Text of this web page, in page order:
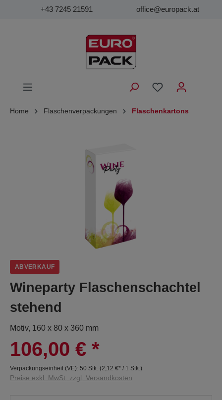
+43 7245 21591 office@europack.at
Home Flaschenverpackungen Flaschenkartons
ABVERKAUF
Wineparty Flaschenschachtel
stehend
Motiv, 160 x 80 x 360 mm
106,00 € *
Verpackungseinheit (VE): 50 Stk. (2,12 €* / 1 Stk.)
Preise exkl. MwSt. zzgl. Versandkosten